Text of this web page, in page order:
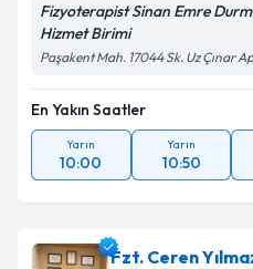
Fizyoterapist Sinan Emre
Hizmet Birimi
Paşakent Mah. 17044 Sk. Uz Çınar
En Yakın Saatler
Yarın
10:00
Yarın
10:50
Fzt. Ceren